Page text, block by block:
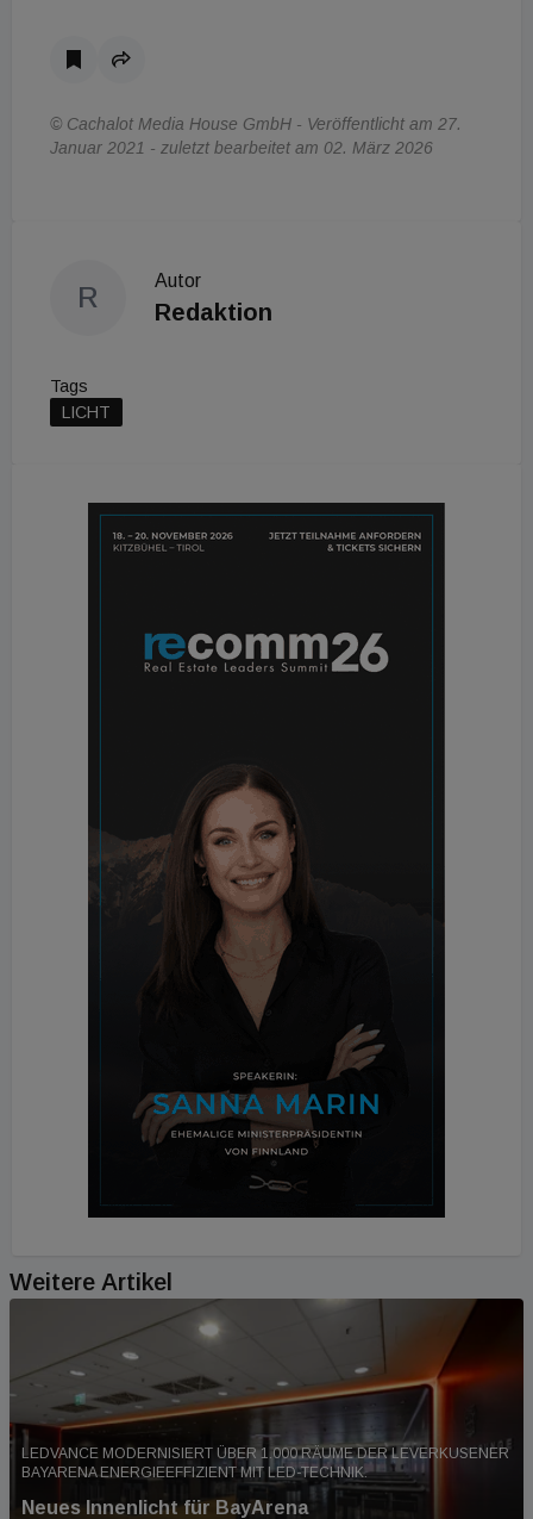
© Cachalot Media House GmbH - Veröffentlicht am 27.
Januar 2021 - zuletzt bearbeitet am 02. März 2026
R
Autor
Redaktion
Tags
LICHT
Weitere Artikel
LEDVANCE MODERNISIERT ÜBER 1.000 RÄUME DER LEVERKUSENER
BAYARENA ENERGIEEFFIZIENT MIT LED-TECHNIK.
Neues Innenlicht für BayArena